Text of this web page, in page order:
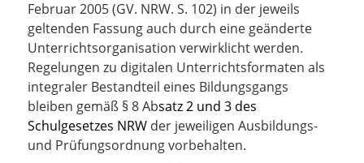
Februar 2005 (GV. NRW. S. 102) in der jeweils
geltenden Fassung auch durch eine geänderte
Unterrichtsorganisation verwirklicht werden.
Regelungen zu digitalen Unterrichtsformaten als
integraler Bestandteil eines Bildungsgangs
bleiben gemäß § 8 Absatz 2 und 3 des
Schulgesetzes NRW der jeweiligen Ausbildungs-
und Prüfungsordnung vorbehalten.